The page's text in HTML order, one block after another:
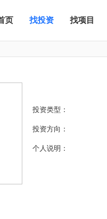
页 找投资 找项目
投资类型：
投资方向：
个人说明：